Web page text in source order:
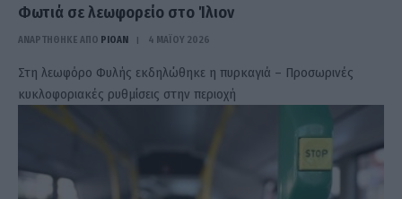
Φωτιά σε λεωφορείο στο Ίλιον
ΑΝΑΡΤΗΘΗΚΕ ΑΠΟ PIOAN 4 ΜΑΪ́ΟΥ 2026
Στη λεωφόρο Φυλής εκδηλώθηκε η πυρκαγιά – Προσωρινές
κυκλοφοριακές ρυθμίσεις στην περιοχή